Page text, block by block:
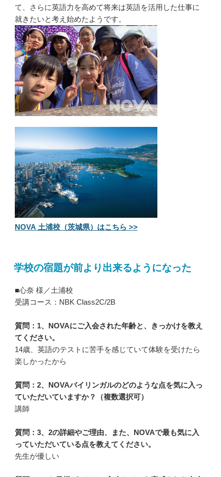
て、さらに英語力を高めて将来は英語を活用した仕事に
就きたいと考え始めたようです。
NOVA 土浦校（茨城県）はこちら >>
学校の宿題が前より出来るようになった
■心奈 様／土浦校
受講コース：NBK Class2C/2B
質問：1、NOVAにご入会された年齢と、きっかけを教え
てください。
14歳、英語のテストに苦手を感じていて体験を受けたら
楽しかったから
質問：2、NOVAバイリンガルのどのような点を気に入っ
ていただいていますか？（複数選択可）
講師
質問：3、2の詳細やご理由、また、NOVAで最も気に入
っていただいている点を教えてください。
先生が優しい